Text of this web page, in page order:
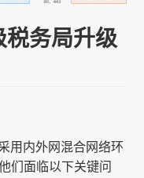
税务局升级
用内外网混合网络环
们面临以下关键问